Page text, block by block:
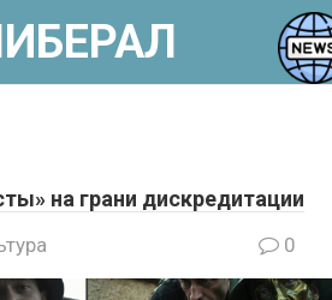
на грани дискредитации
0